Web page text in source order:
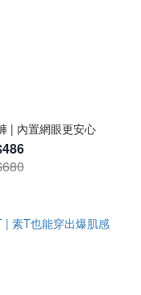
| 內置網眼更安心